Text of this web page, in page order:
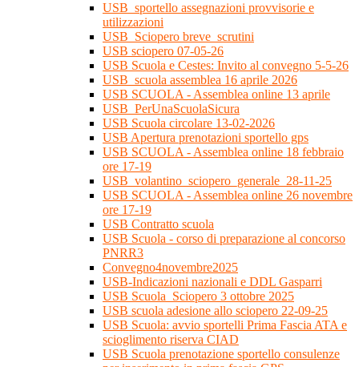
USB_sportello assegnazioni provvisorie e
utilizzazioni
USB_Sciopero breve_scrutini
USB sciopero 07-05-26
USB Scuola e Cestes: Invito al convegno 5-5-26
USB_scuola assemblea 16 aprile 2026
USB SCUOLA - Assemblea online 13 aprile
USB_PerUnaScuolaSicura
USB Scuola circolare 13-02-2026
USB Apertura prenotazioni sportello gps
USB SCUOLA - Assemblea online 18 febbraio
ore 17-19
USB_volantino_sciopero_generale_28-11-25
USB SCUOLA - Assemblea online 26 novembre
ore 17-19
USB Contratto scuola
USB Scuola - corso di preparazione al concorso
PNRR3
Convegno4novembre2025
USB-Indicazioni nazionali e DDL Gasparri
USB Scuola_Sciopero 3 ottobre 2025
USB scuola adesione allo sciopero 22-09-25
USB Scuola: avvio sportelli Prima Fascia ATA e
scioglimento riserva CIAD
USB Scuola prenotazione sportello consulenze